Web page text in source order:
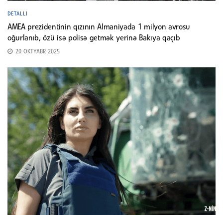
DETALLI
AMEA prezidentinin qızının Almaniyada 1 milyon avrosu
oğurlanıb, özü isə polisə getmək yerinə Bakıya qaçıb
20 OKTYABR 2025